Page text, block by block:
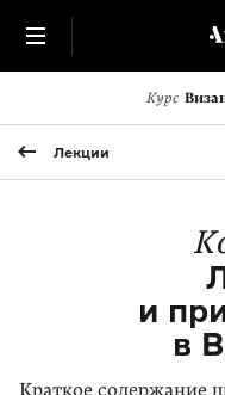
Курс
Лекции
и
в
Краткое содержание